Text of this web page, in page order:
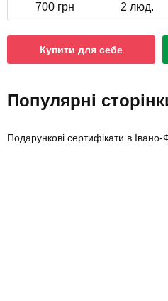
700 грн 2 люд.
Купити для себе
Популярні
Подарункові сертифікати в Івано-